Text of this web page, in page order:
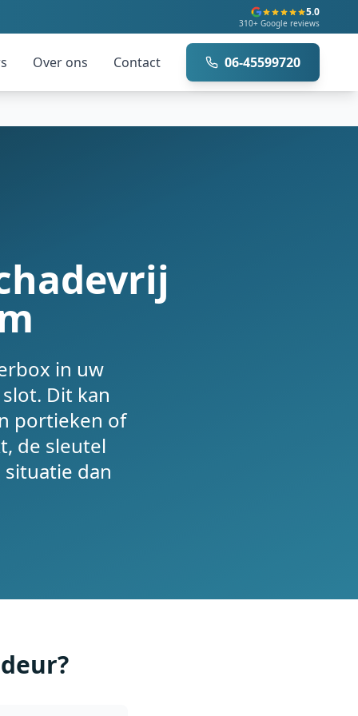
5.0
310+ Google reviews
Over ons Contact 06-45599720
in uw
Dit kan
portieken of
de sleutel
dan